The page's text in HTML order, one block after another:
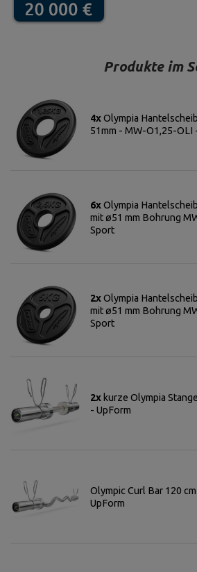
Produkte im
4xOlympia
51mm - MW-O1,25-OLI
6xOlympia
mit ø51 mm Bohrung
Sport
2xOlympia
mit ø51 mm Bohrung
Sport
2x kurze Olympia
- UpForm
Olympic Curl Bar 120
UpForm